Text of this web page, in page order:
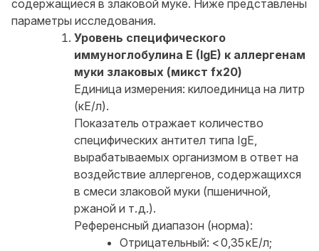
содержащиеся в злаковой муке. Ниже представлены
параметры исследования.
Уровень специфического
иммуноглобулина E (IgE) к аллергенам
муки злаковых (микст fx20)
Единица измерения: килоединица на литр
(кЕ/л).
Показатель отражает количество
специфических антител типа IgE,
вырабатываемых организмом в ответ на
воздействие аллергенов, содержащихся
в смеси злаковой муки (пшеничной,
ржаной и т. д.).
Референсный диапазон (норма):
Отрицательный: < 0,35 кЕ/л;